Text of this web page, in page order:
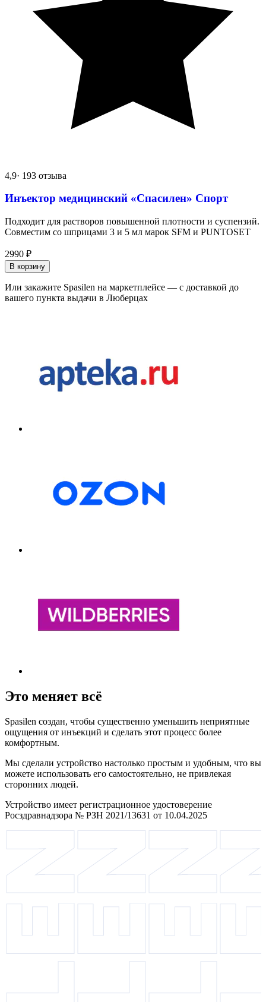
4,9· 193 отзыва
Инъектор медицинский «Спасилен» Спорт
Подходит для растворов повышенной плотности и суспензий.
Совместим со шприцами 3 и 5 мл марок SFM и PUNTOSET
2990 ₽
В корзину
Или закажите Spasilen на маркетплейсе — с доставкой до
вашего пункта выдачи в Люберцах
Это меняет всё
Spasilen создан, чтобы существенно уменьшить неприятные
ощущения от инъекций и сделать этот процесс более
комфортным.
Мы сделали устройство настолько простым и удобным, что вы
можете использовать его самостоятельно, не привлекая
сторонних людей.
Устройство имеет регистрационное удостоверение
Росздравнадзора № РЗН 2021/13631 от 10.04.2025